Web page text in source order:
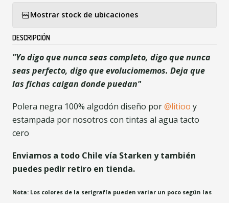
Mostrar stock de ubicaciones
DESCRIPCIÓN
"Yo digo que nunca seas completo, digo que nunca
seas perfecto, digo que evoluciomemos. Deja que
las fichas caigan donde puedan"
Polera negra 100% algodón diseño por@litioo y
estampada por nosotros con tintas al agua tacto
cero
Enviamos a todo Chile vía Starken y también
puedes pedir retiro en tienda.
Nota: Los colores de la serigrafía pueden variar un poco según las